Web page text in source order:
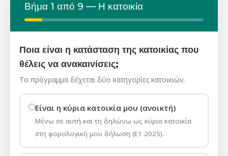
Βήμα 1 από 9 — Η κατοικία
Ποια είναι η κατάσταση της κατοικίας που
θέλεις να ανακαινίσεις;
Το πρόγραμμα δέχεται δύο κατηγορίες κατοικιών.
Είναι η κύρια κατοικία μου (ανοικτή)
Μένω σε αυτή και τη δηλώνω ως κύρια κατοικία
στη φορολογική μου δήλωση (Ε1 2025).